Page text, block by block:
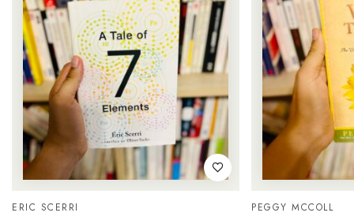
ERIC SCERRI PEGGY MCCOLL